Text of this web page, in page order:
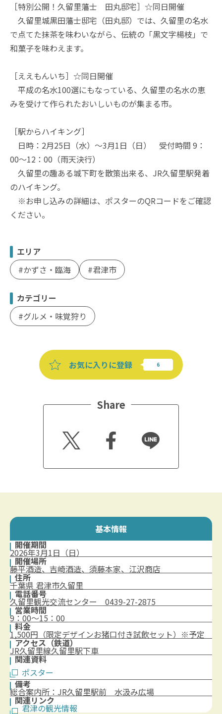
［特別公開！久留里藩士 田丸邸宅］☆同日開催
久留里城黒田藩士邸宅（田丸邸）では、久留里の名水
で点てた抹茶を味わいながら、伝統の「黒文字楊枝」で
和菓子を味わえます。
［ええもんいち］☆同日開催
平成の名水100選にもなっている、久留里の名水の恵
みを受けて作られたおいしいものが集まる市。
［駅からハイキング］
日時：2月25日（水）〜3月1日（日） 受付時間 9：
00〜12：00（雨天決行）
久留里の趣ある城下町を散策出来る、JR久留里駅発着
のハイキング。
※お申し込みの詳細は、ポスターのQRコードをご確認
ください。
エリア
かずさ・臨海
君津市
カテゴリー
グルメ・味覚狩り
お気に入りに登録
Share
Twitt
er
Faceb
ook
Line
基本情報
開催期間
2026年3月1日（日）
開催場所
藤平酒造、吉崎酒造、須藤本家、江沢商店
住所
千葉県 君津市久留里
電話番号
久留里観光交流センター 0439-27-2875
営業時間
9：00〜15：00
料金
1,500円（限定デザインお猪口付き試飲セット）※予定
アクセス（鉄道）
JR久留里線久留里駅下車
関連資料
ポスター
備考
総合案内所：JR久留里駅前 水汲み広場
関連リンク
君津の観光情報